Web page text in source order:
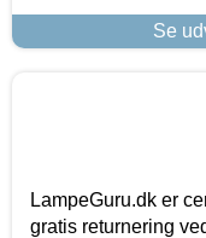
Se
LampeGuru.dk er
gratis returnering